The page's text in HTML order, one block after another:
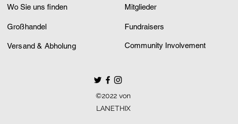
Wo Sie uns finden
Großhandel
Versand & Abholung
Mitglieder
Fundraisers
Community Involvement
©2022 von
LANETHIX